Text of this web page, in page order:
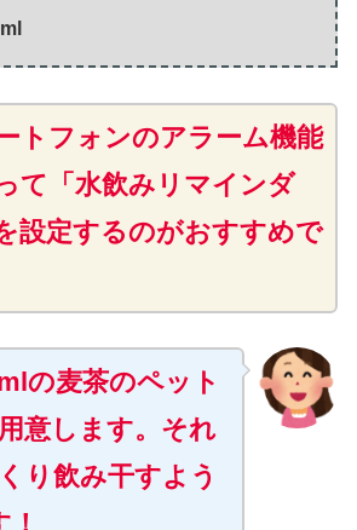
トフォンのアラーム機能
て「水飲みリマインダ
設定するのがおすすめで
の麦茶のペット
意します。それ
り飲み干すよう